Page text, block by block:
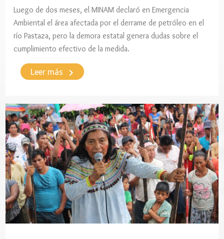
Luego de dos meses, el MINAM declaró en Emergencia
Ambiental el área afectada por el derrame de petróleo en el
río Pastaza, pero la demora estatal genera dudas sobre el
cumplimiento efectivo de la medida.
Leer más keyboard_arrow_right